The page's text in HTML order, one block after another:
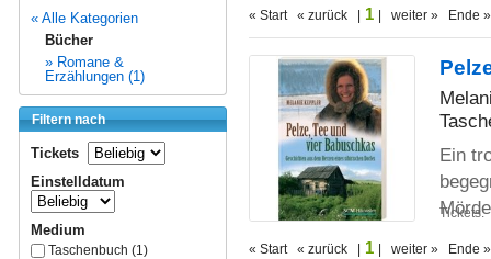
« Alle Kategorien
Bücher
» Romane &
Erzählungen (1)
Filtern nach
Tickets
Einstelldatum
Medium
Taschenbuch (1)
« Start « zurück | 1 | weiter » Ende »
Ein
Tickets:
« Start « zurück | 1 | weiter » Ende »